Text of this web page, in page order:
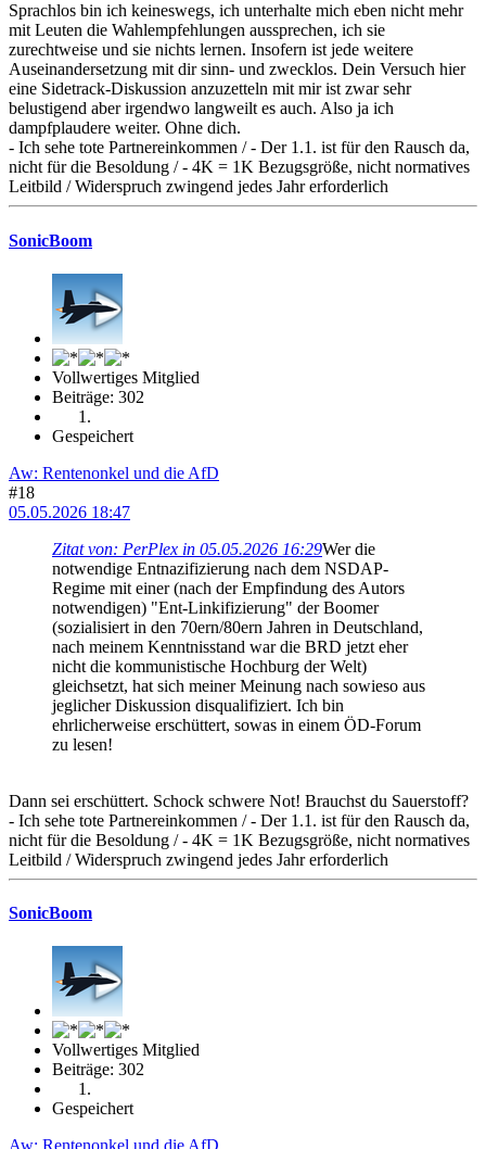
Sprachlos bin ich keineswegs, ich unterhalte mich eben nicht mehr
mit Leuten die Wahlempfehlungen aussprechen, ich sie
zurechtweise und sie nichts lernen. Insofern ist jede weitere
Auseinandersetzung mit dir sinn- und zwecklos. Dein Versuch hier
eine Sidetrack-Diskussion anzuzetteln mit mir ist zwar sehr
belustigend aber irgendwo langweilt es auch. Also ja ich
dampfplaudere weiter. Ohne dich.
- Ich sehe tote Partnereinkommen / - Der 1.1. ist für den Rausch da,
nicht für die Besoldung / - 4K = 1K Bezugsgröße, nicht normatives
Leitbild / Widerspruch zwingend jedes Jahr erforderlich
SonicBoom
Vollwertiges Mitglied
Beiträge: 302
Gespeichert
Aw: Rentenonkel und die AfD
#18
05.05.2026 18:47
Zitat von: PerPlex in 05.05.2026 16:29Wer die
notwendige Entnazifizierung nach dem NSDAP-
Regime mit einer (nach der Empfindung des Autors
notwendigen) "Ent-Linkifizierung" der Boomer
(sozialisiert in den 70ern/80ern Jahren in Deutschland,
nach meinem Kenntnisstand war die BRD jetzt eher
nicht die kommunistische Hochburg der Welt)
gleichsetzt, hat sich meiner Meinung nach sowieso aus
jeglicher Diskussion disqualifiziert. Ich bin
ehrlicherweise erschüttert, sowas in einem ÖD-Forum
zu lesen!
Dann sei erschüttert. Schock schwere Not! Brauchst du Sauerstoff?
- Ich sehe tote Partnereinkommen / - Der 1.1. ist für den Rausch da,
nicht für die Besoldung / - 4K = 1K Bezugsgröße, nicht normatives
Leitbild / Widerspruch zwingend jedes Jahr erforderlich
SonicBoom
Vollwertiges Mitglied
Beiträge: 302
Gespeichert